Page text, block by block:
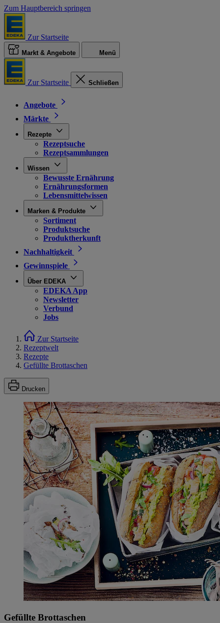
Zum Hauptbereich springen
Zur Startseite
Markt & Angebote Menü
Zur Startseite Schließen
Angebote
Märkte
Rezepte
Rezeptsuche
Rezeptsammlungen
Wissen
Bewusste Ernährung
Ernährungsformen
Lebensmittelwissen
Marken & Produkte
Sortiment
Produktsuche
Produktherkunft
Nachhaltigkeit
Gewinnspiele
Über EDEKA
EDEKA App
Newsletter
Verbund
Jobs
Zur Startseite
Rezeptwelt
Rezepte
Gefüllte Brottaschen
Drucken
Gefüllte Brottaschen